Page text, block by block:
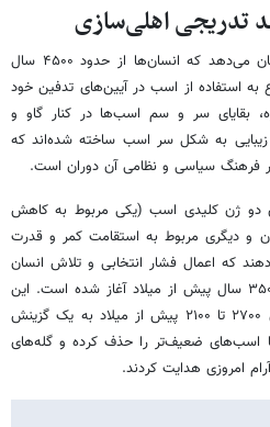
تدریجی اهلی‌سازی
تحلیل ژنتیکی اسب‌های باستانی نشان می‌دهد که انسان‌ها از حدود ۴۵۰۰ سال
استفاده از اسب در آیین‌های تدفین خود
بقایای سر و سم اسب‌ها در کنار گاو و
به شکل سر اسب ساخته شده‌اند که
فرهنگ سیاسی و نظامی آن دوران است.
دو ژن کلیدی اسب (یکی مربوط به کاهش
و دیگری مربوط به استقامت کمر و قدرت
که اعمال فشار انتخابی و تلاش انسان
برای تغییر رفتار اسب‌ها، از حدود ۳۵۰۰ سال پیش از میلاد آغاز شده است. این
روند تدریجی در نهایت بین سال‌های ۲۷۰۰ تا ۲۱۰۰ پیش از میلاد به یک گزینش
اسب‌های ضعیف‌تر را حذف کرده و گله‌های
امروزی هدایت کردند.